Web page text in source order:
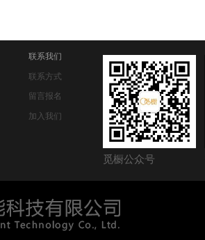
联系我们
联系方式
留言报名
加入我们
觅橱公众号